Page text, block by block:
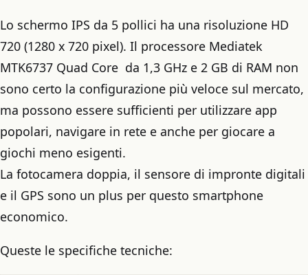
Lo schermo IPS da 5 pollici ha una risoluzione HD
720 (1280 x 720 pixel). Il processore Mediatek
MTK6737 Quad Core da 1,3 GHz e 2 GB di RAM non
sono certo la configurazione più veloce sul mercato,
ma possono essere sufficienti per utilizzare app
popolari, navigare in rete e anche per giocare a
giochi meno esigenti.
La fotocamera doppia, il sensore di impronte digitali
e il GPS sono un plus per questo smartphone
economico.
Queste le specifiche tecniche: